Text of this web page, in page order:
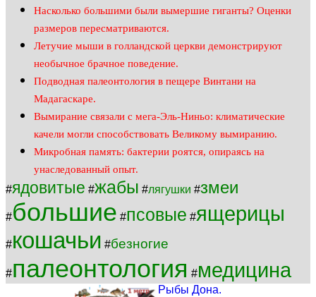
Насколько большими были вымершие гиганты? Оценки
размеров пересматриваются.
Летучие мыши в голландской церкви демонстрируют
необычное брачное поведение.
Подводная палеонтология в пещере Винтани на
Мадагаскаре.
Вымирание связали с мега-Эль-Ниньо: климатические
качели могли способствовать Великому вымиранию.
Микробная память: бактерии роятся, опираясь на
унаследованный опыт.
#ядовитые #жабы #лягушки #змеи
#большие #псовые #ящерицы
#кошачьи #безногие
#палеонтология #медицина
Рыбы Дона.